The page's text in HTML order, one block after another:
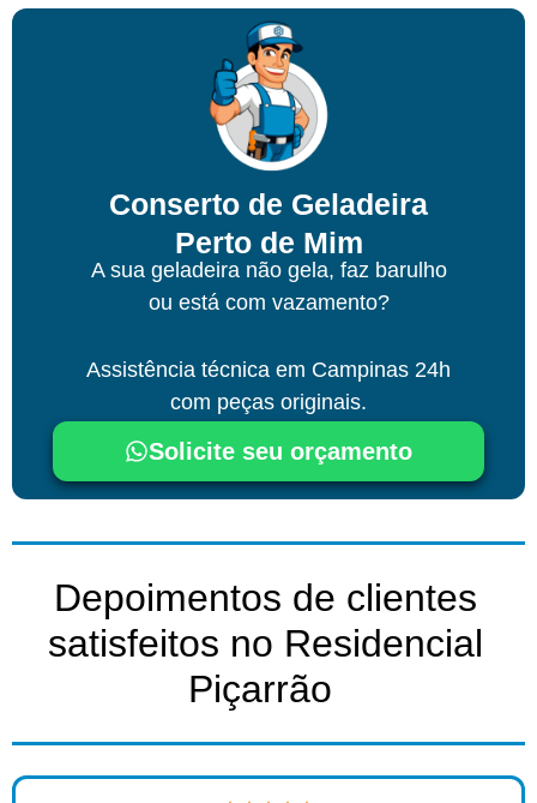
Conserto de Geladeira
Perto de Mim
A sua geladeira não gela, faz barulho
ou está com vazamento?
Assistência técnica em Campinas 24h
com peças originais.
Solicite seu orçamento
Depoimentos de clientes
satisfeitos no Residencial
Piçarrão ​